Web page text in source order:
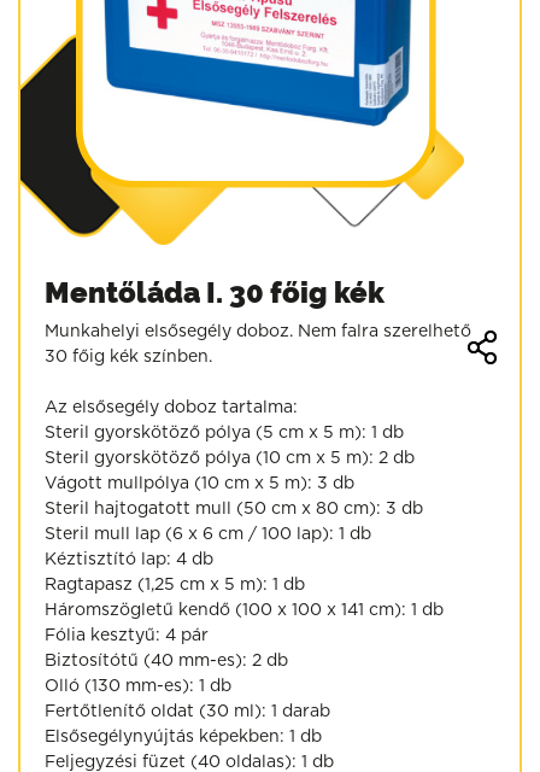
Mentőláda I. 30 főig kék
Munkahelyi elsősegély doboz. Nem falra szerelhető
30 főig kék színben.
Az elsősegély doboz tartalma:
Steril gyorskötöző pólya (5 cm x 5 m): 1 db
Steril gyorskötöző pólya (10 cm x 5 m): 2 db
Vágott mullpólya (10 cm x 5 m): 3 db
Steril hajtogatott mull (50 cm x 80 cm): 3 db
Steril mull lap (6 x 6 cm / 100 lap): 1 db
Kéztisztító lap: 4 db
Ragtapasz (1,25 cm x 5 m): 1 db
Háromszögletű kendő (100 x 100 x 141 cm): 1 db
Fólia kesztyű: 4 pár
Biztosítótű (40 mm-es): 2 db
Olló (130 mm-es): 1 db
Fertőtlenítő oldat (30 ml): 1 darab
Elsősegélynyújtás képekben: 1 db
Feljegyzési füzet (40 oldalas): 1 db